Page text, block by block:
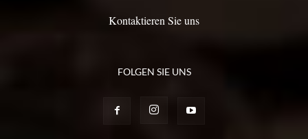
Kontaktieren Sie uns
FOLGEN SIE UNS